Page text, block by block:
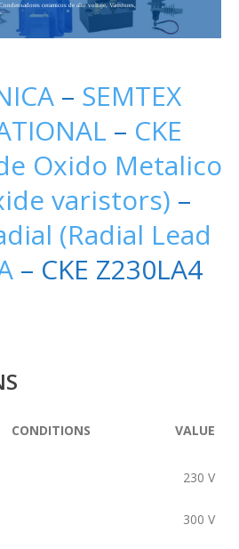
ceramicos de alto voltaje, Varistores,
– SEMTEX
– CKE
Oxido Metalico
varistors) –
(Radial Lead
– CKE Z230LA4
CONDITIONS VALUE
230 V
300 V